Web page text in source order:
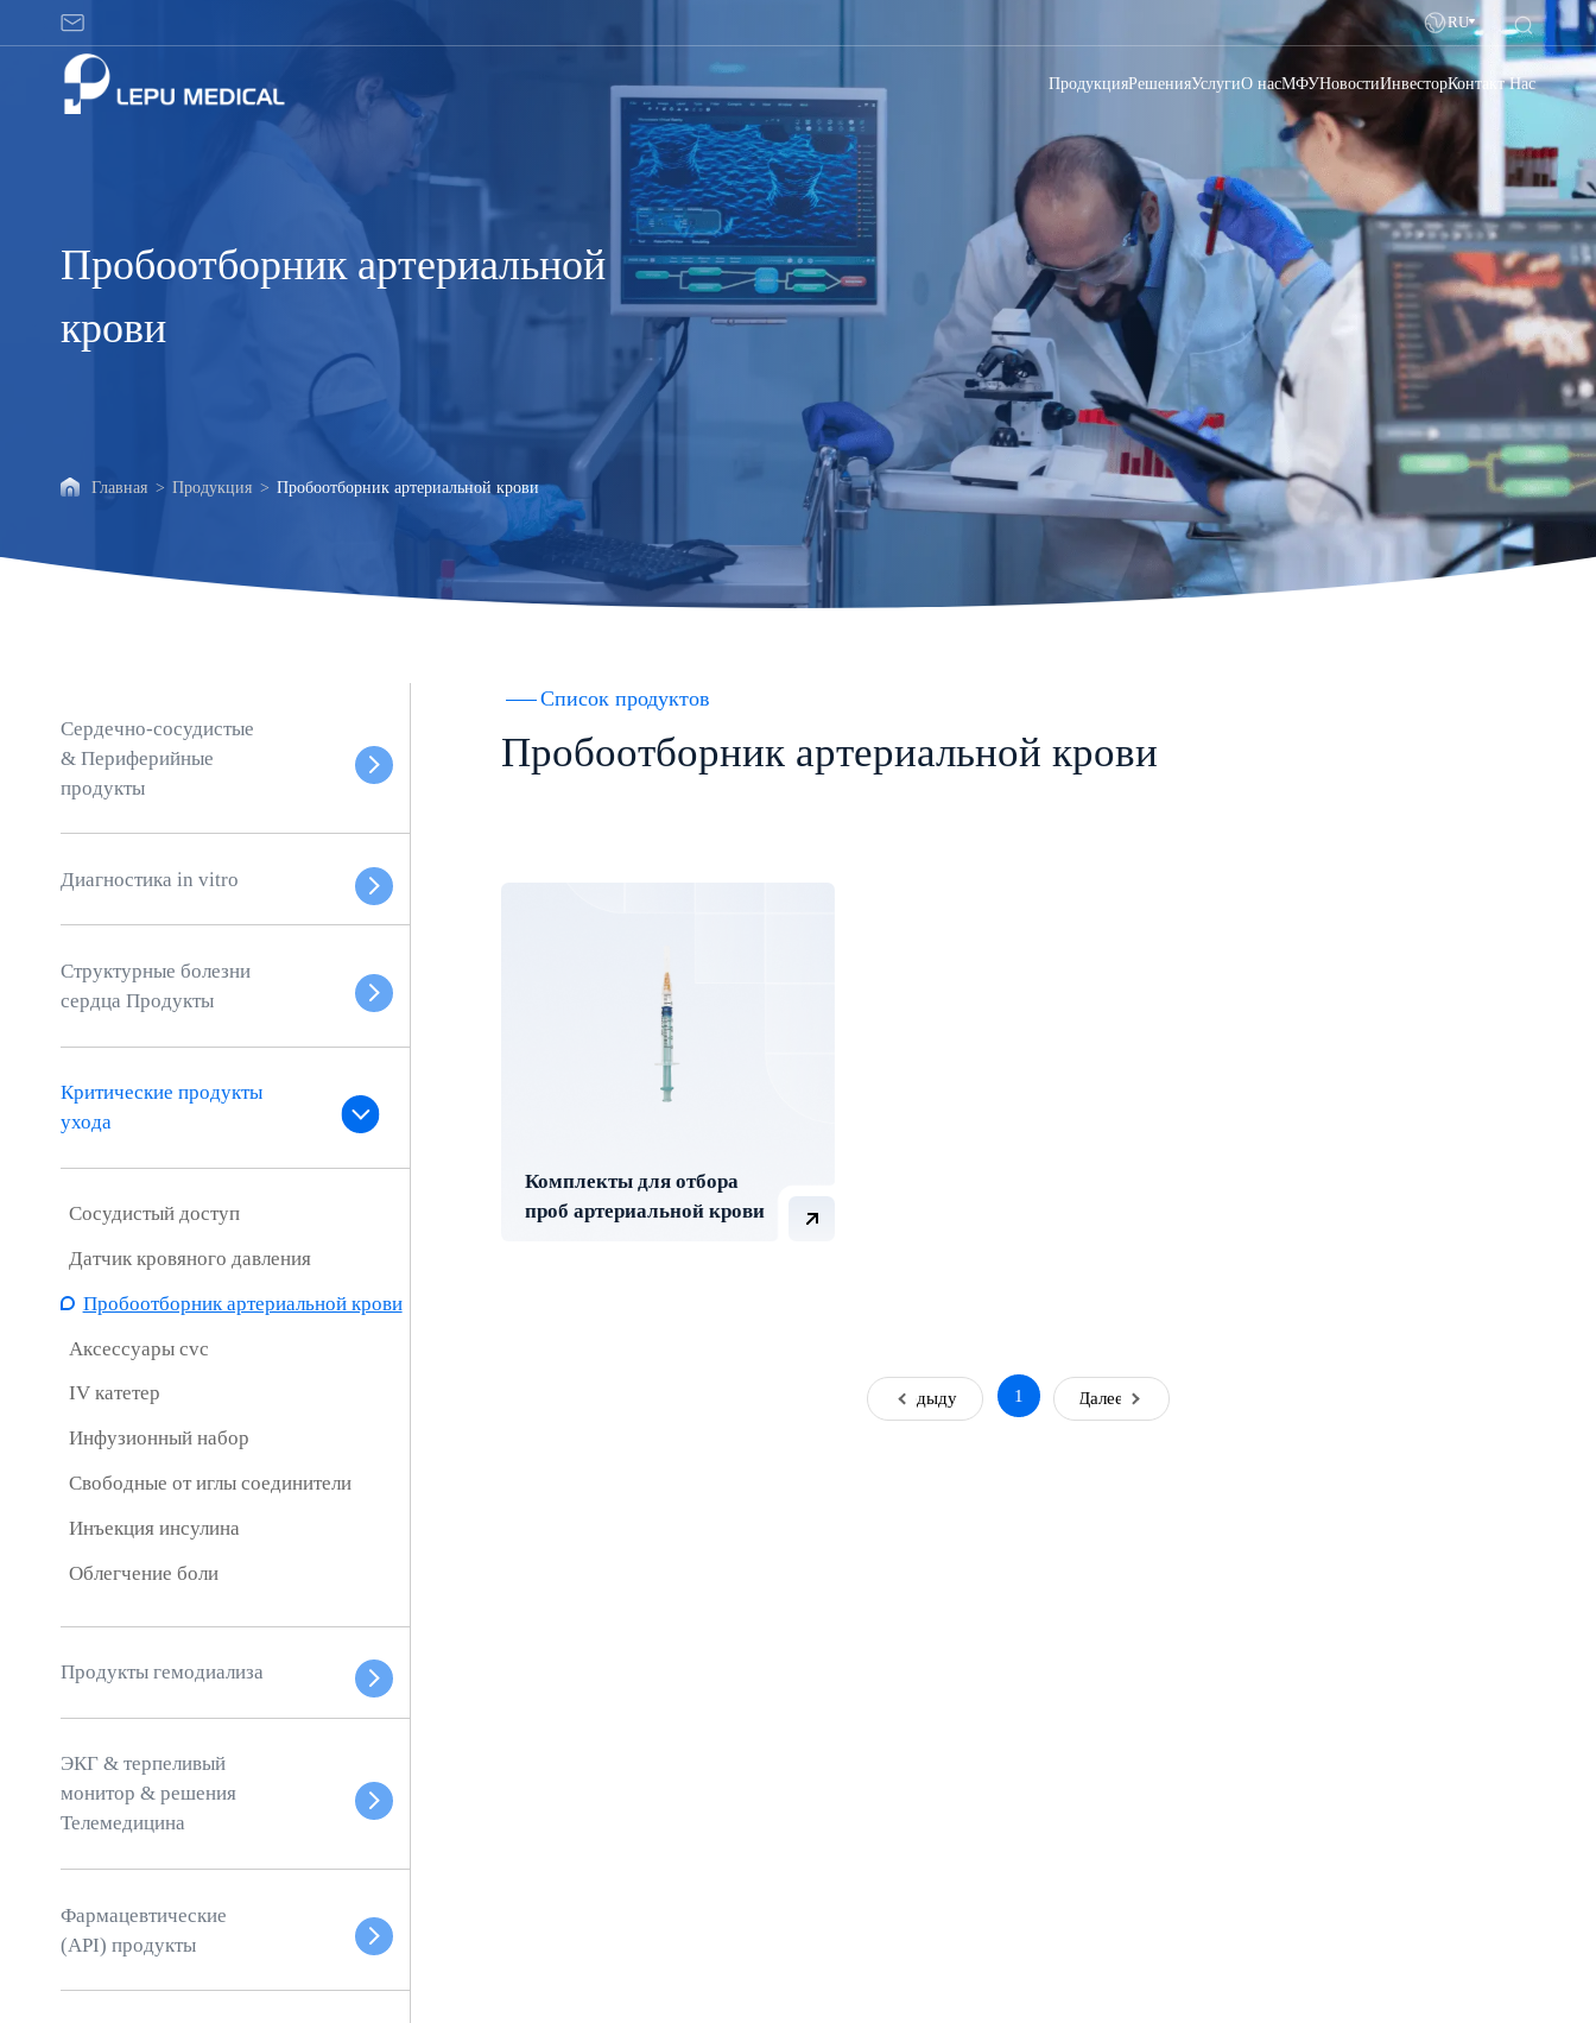
Пробоотборник
артериальной
RU
ПродукцияРешенияУслугиО насМФУНовостиИнвесторКонтакт Нас
Пробоотборник артериальной
крови
Главная > Продукция > Пробоотборник артериальной крови
Сердечно-сосудистые
& Периферийные
продукты
Диагностика in vitro
Структурные болезни
сердца Продукты
Критические продукты
ухода
Сосудистый доступ
Датчик кровяного давления
Пробоотборник артериальной крови
Аксессуары cvc
IV катетер
Инфузионный набор
Свободные от иглы соединители
Инъекция инсулина
Облегчение боли
Продукты гемодиализа
ЭКГ & терпеливый
монитор & решения
Телемедицина
Фармацевтические
(API) продукты
Список продуктов
Пробоотборник артериальной крови
Комплекты для отбора
проб артериальной крови
Предыдущая 1 Далее